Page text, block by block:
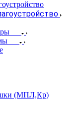
(МПЛ,Кр)